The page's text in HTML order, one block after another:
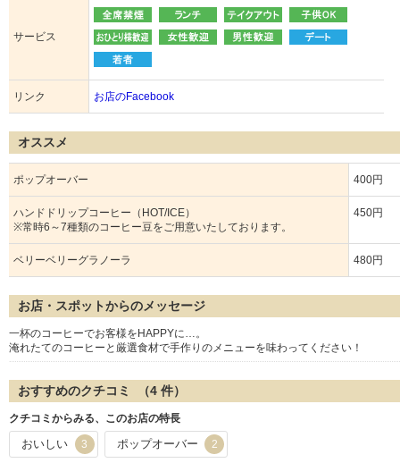
サービス
リンク お店のFacebook
オススメ
ポップオーバー 400円
ハンドドリップコーヒー（HOT/ICE）
※常時6～7種類のコーヒー豆をご用意いたしております。
450円
ベリーベリーグラノーラ 480円
お店・スポットからのメッセージ
一杯のコーヒーでお客様をHAPPYに…。
淹れたてのコーヒーと厳選食材で手作りのメニューを味わってください！
おすすめのクチコミ （4 件）
クチコミからみる、このお店の特長
おいしい 3 ポップオーバー 2